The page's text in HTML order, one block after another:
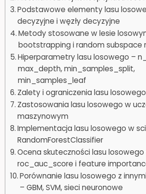
Podstawowe elementy lasu
decyzyjne i węzły decyzyjne
Metody stosowane w lesie
bootstrapping i random subspace
Hiperparametry lasu losowego –
max_depth, min_samples_split,
min_samples_leaf
Zalety i ograniczenia lasu losowego
Zastosowania lasu losowego w
maszynowym
Implementacja lasu losowego w
RandomForestClassifier
Ocena skuteczności lasu losowego
roc_auc_score i feature
Porównanie lasu losowego z
– GBM, SVM, sieci neuronowe